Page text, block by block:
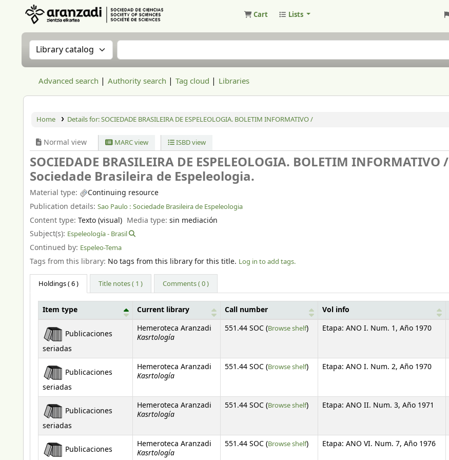
Cart Lists
Search the catalog by:Search the catalog
Advanced search Authority search Tag cloud Libraries
Home Details for:SOCIEDADE BRASILEIRA DE ESPELEOLOGIA. BOLETIM INFORMATIVO /
Normal view MARC view ISBD view
SOCIEDADE BRASILEIRA DE ESPELEOLOGIA. BOLETIM INFORMATIVO /
Sociedade Brasileira de Espeleologia.
Material type:
Continuing resource
Publication details: Sao Paulo : Sociedade Brasileira de Espeleologia
Content type: Texto (visual) Media type:sin mediación
Subject(s): Espeleología - Brasil
Continued by: Espeleo-Tema
Tags from this library: No tags from this library for this title. Log in to add tags.
Holdings( 6 ) Title notes ( 1 ) Comments ( 0 )
Holdings
Item type Current library Call number Vol info
Publicaciones
seriadas
Hemeroteca Aranzadi
Kasrtología
551.44 SOC (Browse shelf(Opens below)
) Etapa: ANO I. Num. 1, Año 1970
Publicaciones
seriadas
Hemeroteca Aranzadi
Kasrtología
551.44 SOC (Browse shelf(Opens below)
) Etapa: ANO I. Num. 2, Año 1970
Publicaciones
seriadas
Hemeroteca Aranzadi
Kasrtología
551.44 SOC (Browse shelf(Opens below)
) Etapa: ANO II. Num. 3, Año 1971
Publicaciones
Hemeroteca Aranzadi
Kasrtología
551.44 SOC (Browse shelf(Opens below)
) Etapa: ANO VI. Num. 7, Año 1976